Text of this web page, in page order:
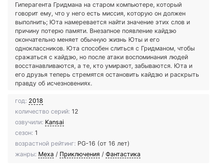
Гиперагента Гридмана на старом компьютере, который
говорит ему, что у него есть миссия, которую он должен
выполнить; Юта намеревается найти значение этих слов и
причину потерю памяти. Внезапное появление кайдзю
окончательно меняет обычную жизнь Юты и его
одноклассников. Юта способен слиться с Гридманом, чтобы
сражаться с кайдзю, но после атаки воспоминания людей
восстанавливаются, а те, кто умирают, забываются. Юта и
его друзья теперь стремятся остановить кайдзю и раскрыть
правду об исчезновениях.
год: 2018
количество серий: 12
озвучили: Kansai
сезон: 1
возрастной рейтинг: PG-16 (от 16 лет)
жанры: Меха / Приключения / Фантастика